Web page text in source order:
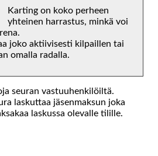
Karting on koko perheen
yhteinen harrastus, minkä voi
joko aktiivisesti kilpaillen tai
omalla radalla.
seuran vastuuhenkilöiltä.
laskuttaa jäsenmaksun joka
laskussa olevalle tilille.